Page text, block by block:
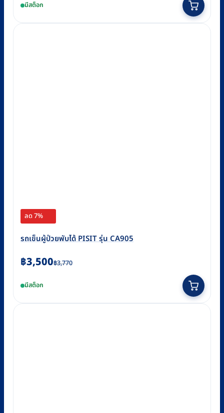
was:
฿5,000.
is:
฿2,860.
มีสต็อก
has
ลด 7%
รถเข็นผู้ป่วยพับได้ PISIT รุ่น CA905
฿3,770
Original
was:
฿3,770.
฿3,500
Current
is:
฿3,500.
มีสต็อก